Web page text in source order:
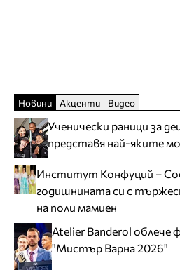
Новини Акценти Видео
Ученически раници за
представя най-яките
Институт Конфуций –
годишнината си с
на поли мамиен
Atelier Banderol облече
"Мистър Варна 2026"